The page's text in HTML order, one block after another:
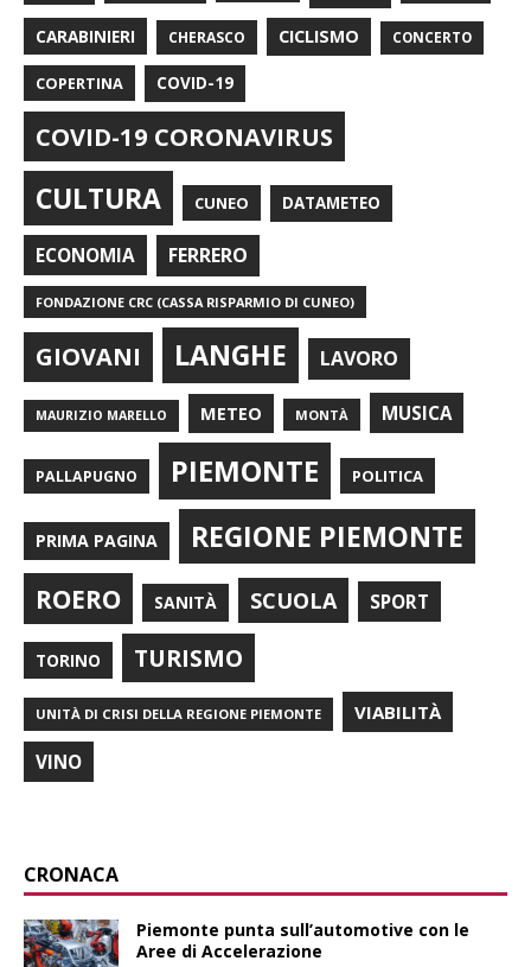
CARABINIERI CHERASCO CICLISMO CONCERTO
COPERTINA COVID-19
COVID-19 CORONAVIRUS
CULTURA CUNEO DATAMETEO
ECONOMIA FERRERO
FONDAZIONE CRC (CASSA RISPARMIO DI CUNEO)
GIOVANI LANGHE LAVORO
MAURIZIO MARELLO METEO MONTÀ MUSICA
PALLAPUGNO PIEMONTE POLITICA
PRIMA PAGINA REGIONE PIEMONTE
ROERO SANITÀ SCUOLA SPORT
TORINO TURISMO
UNITÀ DI CRISI DELLA REGIONE PIEMONTE VIABILITÀ
VINO
CRONACA
Piemonte punta sull’automotive con le
Aree di Accelerazione